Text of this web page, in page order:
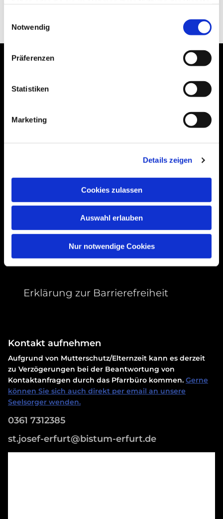
Notwendig
Präferenzen
Statistiken
Marketing
Details zeigen
Cookies zulassen
Auswahl erlauben
Nur notwendige Cookies
Bitte akzeptieren Sie Marketing-Cookies,
Accept cookies
Erklärung zur Barrierefreiheit
Kontakt aufnehmen
Aufgrund von Mutterschutz/Elternzeit kann es derzeit
zu Verzögerungen bei der Beantwortung von
Kontaktanfragen durch das Pfarrbüro kommen. Gerne
können Sie sich auch direkt per email an unsere
Seelsorger wenden.
0361 7312385
st.josef-erfurt@bistum-erfurt.de